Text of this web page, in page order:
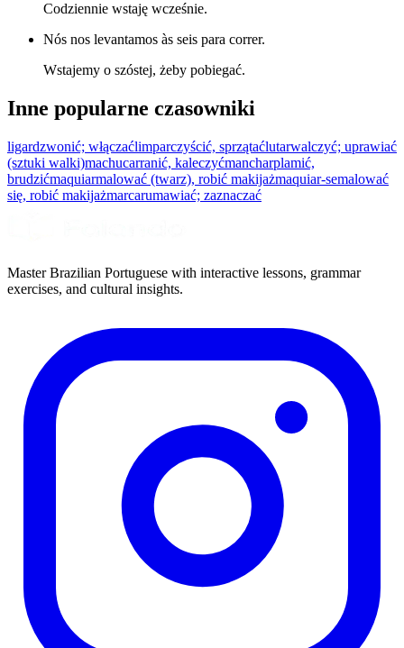
Codziennie wstaję wcześnie.
Nós nos levantamos às seis para correr.
Wstajemy o szóstej, żeby pobiegać.
Inne popularne czasowniki
ligardzwonić; włączaćlimparczyścić, sprzątaćlutarwalczyć; uprawiać
(sztuki walki)machucarranić, kaleczyćmancharplamić,
brudzićmaquiarmalować (twarz), robić makijażmaquiar-semalować
się, robić makijażmarcarumawiać; zaznaczać
Master Brazilian Portuguese with interactive lessons, grammar
exercises, and cultural insights.